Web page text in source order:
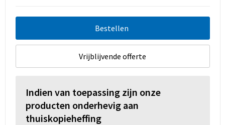
Bestellen
Vrijblijvende offerte
Indien van toepassing zijn onze
producten onderhevig aan
thuiskopieheffing